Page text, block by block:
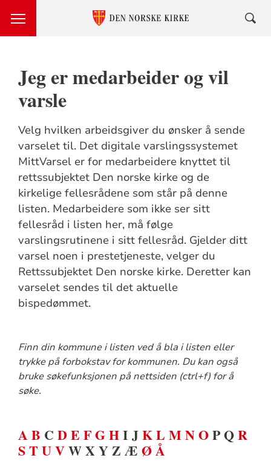
Jeg er medarbeider og vil
varsle
Velg hvilken arbeidsgiver du ønsker å sende
varselet til. Det digitale varslingssystemet
MittVarsel er for medarbeidere knyttet til
rettssubjektet Den norske kirke og de
kirkelige fellesrådene som står på denne
listen. Medarbeidere som ikke ser sitt
fellesråd i listen her, må følge
varslingsrutinene i sitt fellesråd. Gjelder ditt
varsel noen i prestetjeneste, velger du
Rettssubjektet Den norske kirke. Deretter kan
varselet sendes til det aktuelle
bispedømmet.
Finn din kommune i listen ved å bla i listen eller
trykke på forbokstav for kommunen. Du kan også
bruke søkefunksjonen på nettsiden (ctrl+f) for å
søke.
A B C DE FGHI JKL MNOP QR
ST UVW X Y Z Æ ØÅ